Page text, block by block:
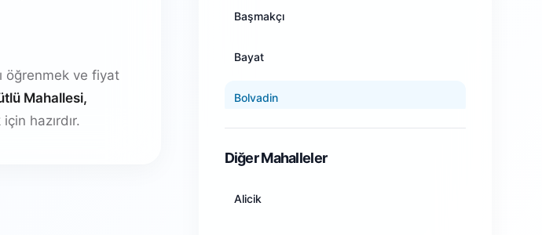
öğrenmek ve fiyat
Mahallesi,
hazırdır.
Bilecik
Bingöl
Başmakçı
Bayat
Bolvadin
Diğer Mahalleler
Alicik